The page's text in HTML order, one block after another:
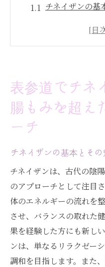
チネイザンの基
果
表参道での実践
体調改善を目指すな
リンパ循環の重
表参道で見つけ
チネイザンが体
リンパ循環改善
果
表参道でのチネ
体調改善のため
表参道でチネ
腸もみを超え
ーチ
チネイザンの基本とその
チネイザンは、古代の陰
のアプローチとして注目
体のエネルギーの流れを
させ、バランスの取れた
果を経験した方にも新し
ンは、単なるリラクゼー
調和を目指します。また